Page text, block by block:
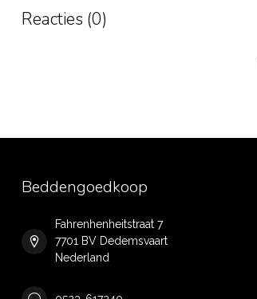
Reacties (0)
Beddengoedkoop
Fahrenhenheitstraat 7
7701 BV Dedemsvaart
Nederland